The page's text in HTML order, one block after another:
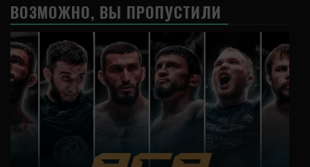
ВОЗМОЖНО, ВЫ ПРОПУСТИЛИ